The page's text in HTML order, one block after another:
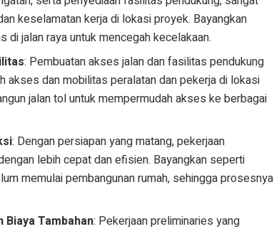
keselamatan kerja di lokasi proyek. Bayangkan
di jalan raya untuk mencegah kecelakaan.
: Pembuatan akses jalan dan fasilitas pendukung
akses dan mobilitas peralatan dan pekerja di lokasi
jalan tol untuk mempermudah akses ke berbagai
: Dengan persiapan yang matang, pekerjaan
lebih cepat dan efisien. Bayangkan seperti
memulai pembangunan rumah, sehingga prosesnya
Tambahan: Pekerjaan preliminaries yang